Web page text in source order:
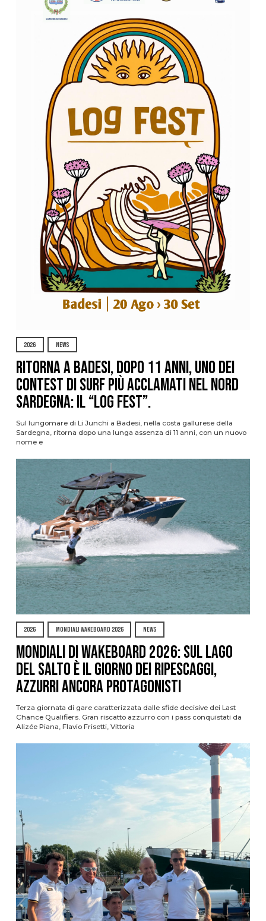
2026 NEWS
Ritorna a Badesi, dopo 11 anni, uno dei
contest di surf più acclamati nel nord
Sardegna: il “Log Fest”.
Sul lungomare di Li Junchi a Badesi, nella costa gallurese della
Sardegna, ritorna dopo una lunga assenza di 11 anni, con un nuovo
nome e
2026 MONDIALI WAKEBOARD 2026 NEWS
Mondiali di Wakeboard 2026: sul Lago
del Salto è il giorno dei ripescaggi,
azzurri ancora protagonisti
Terza giornata di gare caratterizzata dalle sfide decisive dei Last
Chance Qualifiers. Gran riscatto azzurro con i pass conquistati da
Alizée Piana, Flavio Frisetti, Vittoria